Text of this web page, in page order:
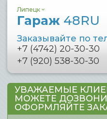
Липецк
Гараж 48RU
Заказывайте по
+7 (4742) 20-30-30
+7 (920) 538-30-30
УВАЖАЕМЫЕ
МОЖЕТЕ
ОФОРМЛЯЙТЕ